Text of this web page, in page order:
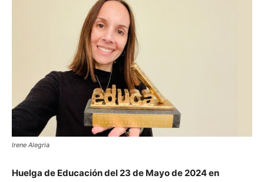
Irene Alegria
Huelga de Educación del 23 de Mayo de 2024 en